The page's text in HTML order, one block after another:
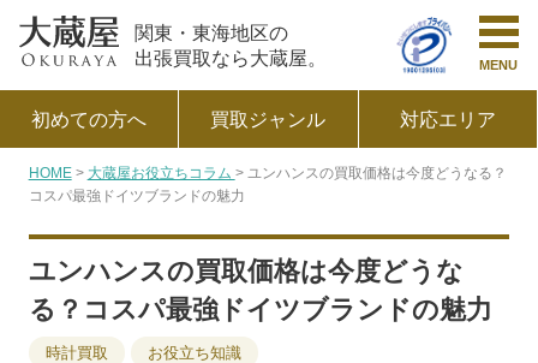
関東・東海地区の
出張買取なら大蔵屋。
MENU
初めての方へ 買取ジャンル 対応エリア
HOME 大蔵屋お役立ちコラム
ユンハンスの買取価格は今度どうなる？
コスパ最強ドイツブランドの魅力
ユンハンスの買取価格は今度どうな
る？コスパ最強ドイツブランドの魅力
時計買取 お役立ち知識